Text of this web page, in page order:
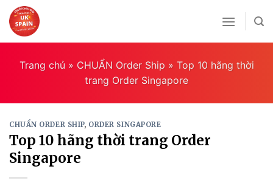
Skip
to
content
Trang chủ» CHUẨN Order Ship» Top 10 hãng thời
trang Order Singapore
CHUẨN ORDER SHIP, ORDER SINGAPORE
Top 10 hãng thời trang Order
Singapore